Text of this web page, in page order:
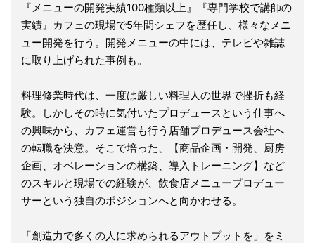
『メニューの開発実績100種類以上』『専門学校で講師の
実績』カフェの現場で5年間シェフを歴任し、様々なメニ
ュー開発を行う。開発メニューの中には、テレビや雑誌
に取り上げられた事例も。
料理修業時代は、一度は厳しい料理人の世界で挫折も経
験。しかしその時に気付いたプロデュースという仕事へ
の興味から、カフェ運営も行う店舗プロデュース会社へ
の転職を決意。そこで培った、【商品企画・開発、厨房
企画、オペレーションの構築、導入トレーニング】など
のスキルと現場での経験が、飲食店メニュープロデュー
サーという独自のポジションへと向かわせる。
「創造力で多くの人に求められるアウトプットを」をミ